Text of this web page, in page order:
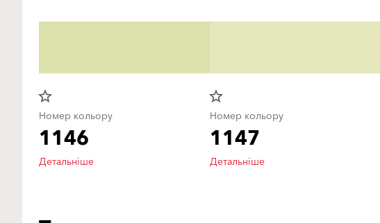
star_border
Номер кольору
1146
Детальніше
star_border
Номер кольору
1147
Детальніше